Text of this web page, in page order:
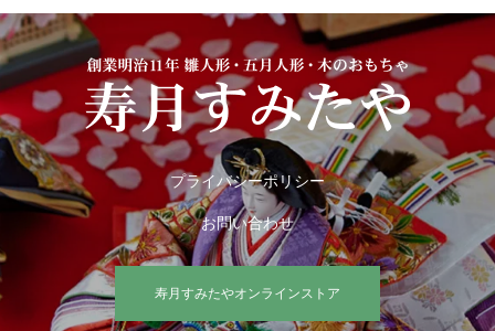
プライバシーポリシー
お問い合わせ
寿月すみたやオンラインストア